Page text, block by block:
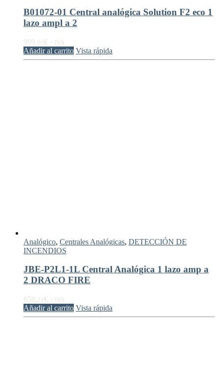
B01072-01 Central analógica Solution F2 eco 1
lazo ampl a 2
999,03€ + IVA
Añadir al carrito Vista rápida
Analógico, Centrales Analógicas, DETECCIÓN DE
INCENDIOS
JBE-P2L1-1L Central Analógica 1 lazo amp a
2 DRACO FIRE
658,21 € + IVA
Añadir al carrito Vista rápida